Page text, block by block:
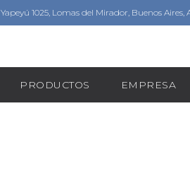
Yapeyú 1025, Lomas del Mirador, Buenos Aires,
PRODUCTOS EMPRESA